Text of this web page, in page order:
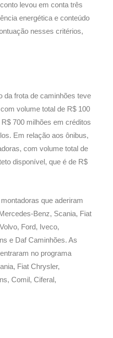
levou em conta três
energética e conteúdo
nesses critérios,
da frota de caminhões teve
volume total de R$ 100
700 milhões em créditos
Em relação aos ônibus,
com volume total de
disponível, que é de R$
que aderiram
Benz, Scania, Fiat
Ford, Iveco,
e Daf Caminhões. As
no programa
Fiat Chrysler,
Comil, Ciferal,